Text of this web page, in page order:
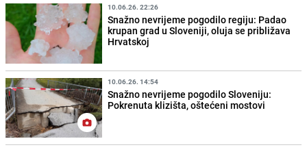
10.06.26. 22:26
Snažno nevrijeme pogodilo regiju: Padao
krupan grad u Sloveniji, oluja se približava
Hrvatskoj
10.06.26. 14:54
Snažno nevrijeme pogodilo Sloveniju:
Pokrenuta klizišta, oštećeni mostovi